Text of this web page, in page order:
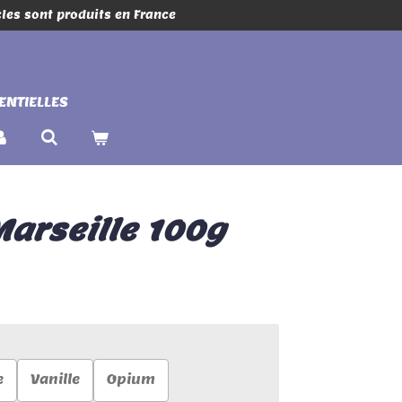
sont produits en France
100g
Vanille Opium